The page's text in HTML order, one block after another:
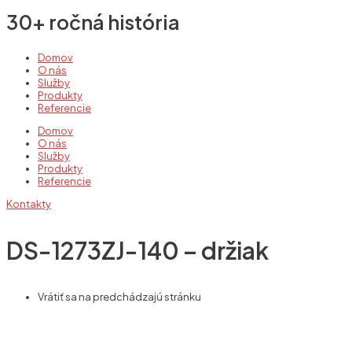
30+ ročná história
Domov
O nás
Služby
Produkty
Referencie
Domov
O nás
Služby
Produkty
Referencie
Kontakty
DS-1273ZJ-140 – držiak
Vrátiť sa na predchádzajú stránku